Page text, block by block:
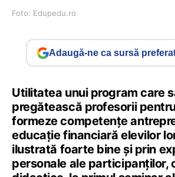
Foto: Edupedu.ro
Adaugă-ne ca sursă
Utilitatea unui program care
pregătească profesorii
formeze competențe
educație financiară elevilor
ilustrată foarte bine și prin
personale ale participanților,